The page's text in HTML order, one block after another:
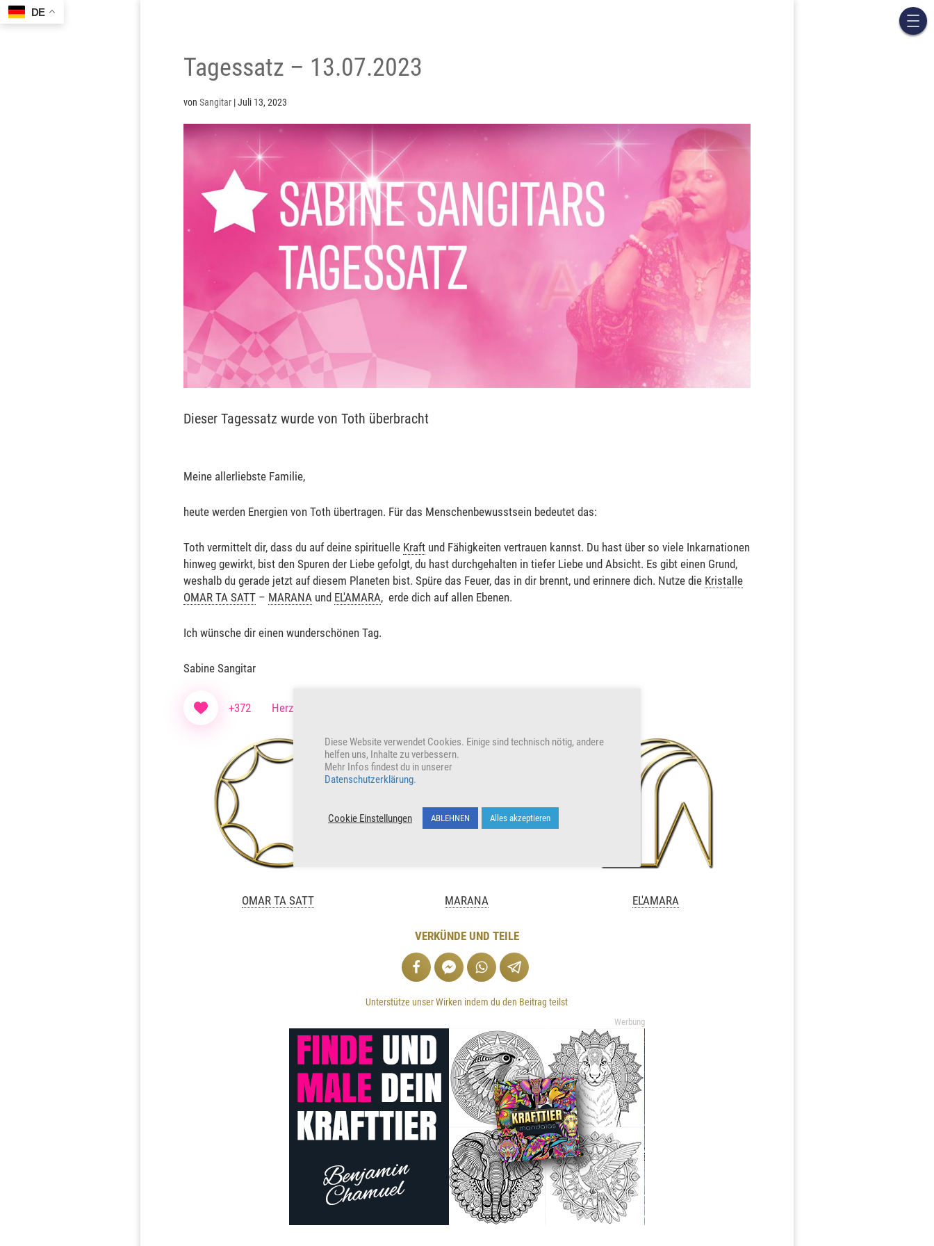
Tagessatz – 13.07.2023
von Sangitar|Juli 13, 2023
Dieser Tagessatz wurde von Toth überbracht
Meine allerliebste Familie,
heute werden Energien von Toth übertragen. Für das Menschenbewusstsein bedeutet das:
Toth vermittelt dir, dass du auf deine spirituelle Kraftund Fähigkeiten vertrauen kannst. Du hast über so viele Inkarnationen
hinweg gewirkt, bist den Spuren der Liebe gefolgt, du hast durchgehalten in tiefer Liebe und Absicht. Es gibt einen Grund,
weshalb du gerade jetzt auf diesem Planeten bist. Spüre das Feuer, das in dir brennt, und erinnere dich. Nutze die Kristalle
OMAR TA SATT– MARANA und EL'AMARA, erde dich auf allen Ebenen.
Ich wünsche dir einen wunderschönen Tag.
Sabine Sangitar
+372 Herzen freuen auch uns
OMAR TA SATT MARANA EL'AMARA
VERKÜNDE UND TEILE
Unterstütze unser Wirken indem du den Beitrag teilst
Werbung
Diese Website verwendet Cookies. Einige sind technisch nötig, andere
helfen uns, Inhalte zu verbessern.
Mehr Infos findest du in unserer
Datenschutzerklärung.
Cookie Einstellungen ABLEHNEN Alles akzeptieren
DE